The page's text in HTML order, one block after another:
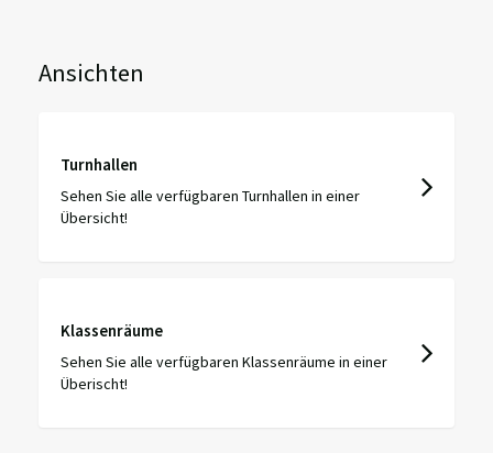
Ansichten
Turnhallen
Sehen Sie alle verfügbaren Turnhallen in einer
Übersicht!
Klassenräume
Sehen Sie alle verfügbaren Klassenräume in einer
Überischt!